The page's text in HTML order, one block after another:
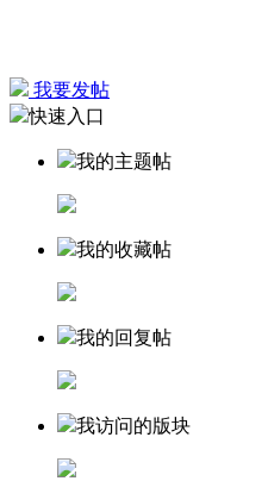
我要发帖
快速入口
我的主题帖
我的收藏帖
我的回复帖
我访问的版块